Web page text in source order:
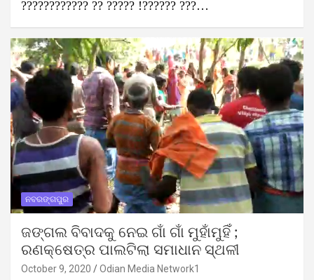
???????????? ?? ????? !?????? ???…
ନବରଙ୍ଗପୁର
ଜଙ୍ଗଲ ବିବାଦକୁ ନେଇ ଗାଁ ଗାଁ ମୁହାଁମୁହିଁ ;
ରଣକ୍ଷେତ୍ର ପାଲଟିଲା ସମାଧାନ ସ୍ଥଳୀ
October 9, 2020 Odian Media Network1